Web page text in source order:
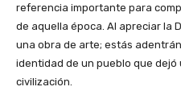
referencia importante para
de aquella época. Al apreciar la
una obra de arte; estás
identidad de un pueblo que dejó
civilización.